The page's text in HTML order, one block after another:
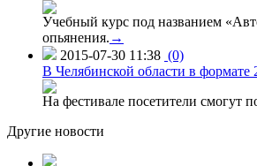
Учебный курс под названием
опьянения. →
2015-07-30 11:38 (0)
В Челябинской области в
На фестивале посетители смогут
Другие новости